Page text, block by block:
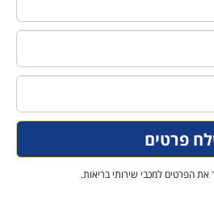
הפרטים למכבי שירותי בריאות.